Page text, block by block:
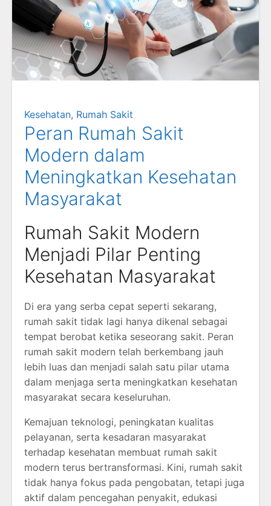
Kesehatan, Rumah Sakit
Peran Rumah Sakit
Modern dalam
Meningkatkan Kesehatan
Masyarakat
Rumah Sakit Modern
Menjadi Pilar Penting
Kesehatan Masyarakat
Di era yang serba cepat seperti sekarang,
rumah sakit tidak lagi hanya dikenal sebagai
tempat berobat ketika seseorang sakit. Peran
rumah sakit modern telah berkembang jauh
lebih luas dan menjadi salah satu pilar utama
dalam menjaga serta meningkatkan kesehatan
masyarakat secara keseluruhan.
Kemajuan teknologi, peningkatan kualitas
pelayanan, serta kesadaran masyarakat
terhadap kesehatan membuat rumah sakit
modern terus bertransformasi. Kini, rumah sakit
tidak hanya fokus pada pengobatan, tetapi juga
aktif dalam pencegahan penyakit, edukasi